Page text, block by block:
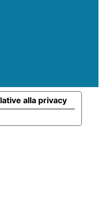
alla privacy